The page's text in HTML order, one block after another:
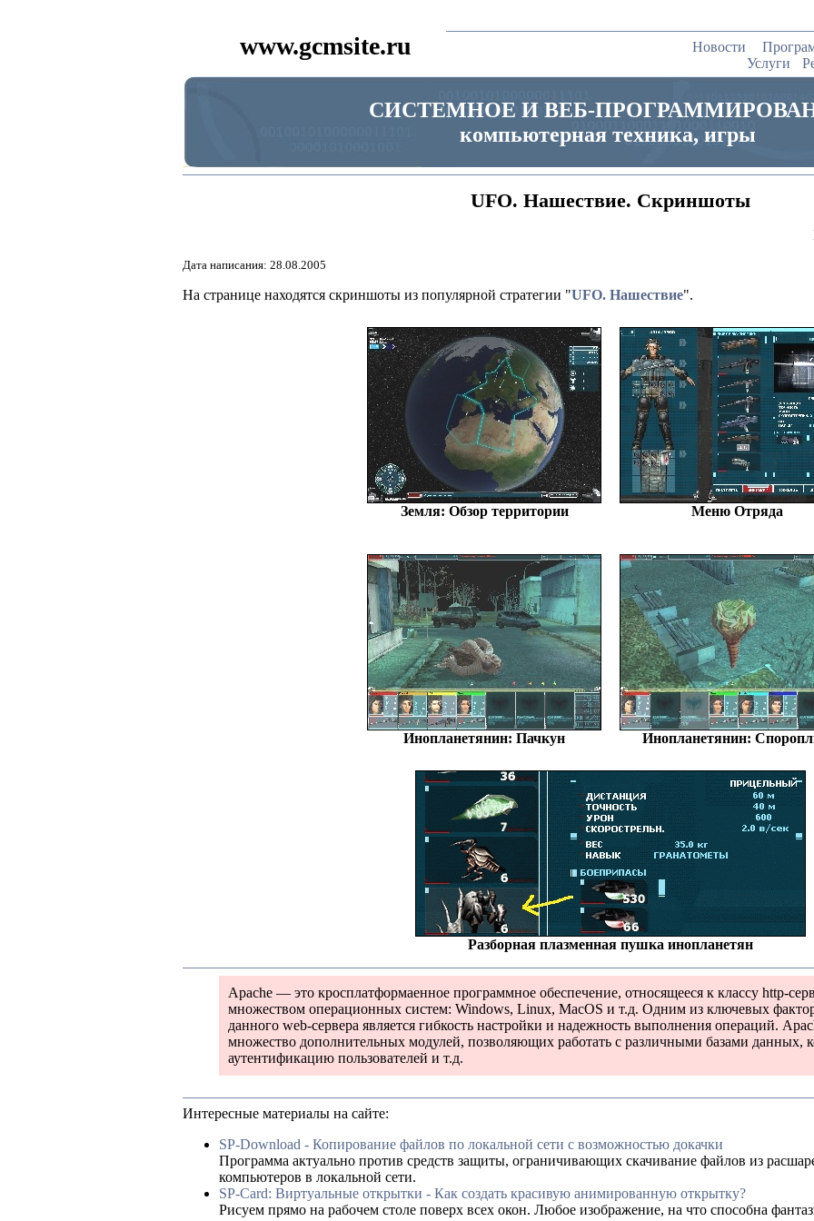
www.gcmsite.ru Новости
Услуги
СИСТЕМНОЕ И ВЕБ-
компьютерная техника, игры
UFO. Нашествие. Скриншоты
Дата написания: 28.08.2005
На странице находятся скриншоты из популярной стратегии "UFO. Нашествие".
Земля: Обзор территории Меню Отряда
Инопланетянин: Пачкун Инопланетянин:
Разборная плазменная пушка инопланетян
Apache — это кросплатформаенное программное обеспечение, относящееся к классу http-
множеством операционных систем: Windows, Linux, MacOS и т.д. Одним из ключевых
данного web-сервера является гибкость настройки и надежность выполнения операций.
множество дополнительных модулей, позволяющих работать с различными базами данных,
аутентификацию пользователей и т.д.
Интересные материалы на сайте:
SP-Download - Копирование файлов по локальной сети с возможностью докачки
Программа актуально против средств защиты, ограничивающих скачивание файлов из
компьютеров в локальной сети.
SP-Card: Виртуальные открытки - Как создать красивую анимированную открытку?
Рисуем прямо на рабочем столе поверх всех окон. Любое изображение, на что способна